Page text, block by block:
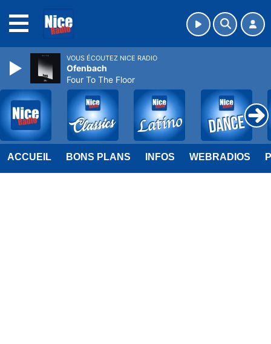
ACCUEIL BONS PLANS INFOS WEBRADIOS
VOUS ÉCOUTEZ NICE RADIO
Ofenbach
Four To The Floor